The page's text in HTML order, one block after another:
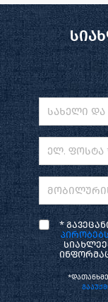
სახელი და
ელ. ფოსტა
*